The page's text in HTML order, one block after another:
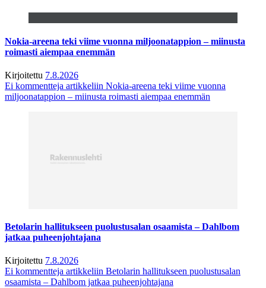
Nokia-areena teki viime vuonna miljoonatappion – miinusta
roimasti aiempaa enemmän
Kirjoitettu 7.8.2026
Ei kommentteja artikkeliin Nokia-areena teki viime vuonna
miljoonatappion – miinusta roimasti aiempaa enemmän
Betolarin hallitukseen puolustusalan osaamista – Dahlbom
jatkaa puheenjohtajana
Kirjoitettu 7.8.2026
Ei kommentteja artikkeliin Betolarin hallitukseen puolustusalan
osaamista – Dahlbom jatkaa puheenjohtajana